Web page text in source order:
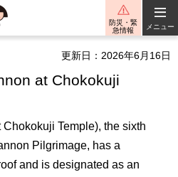
防災・緊
急情報
メニュー
更新日：2026年6月16日
at Chokokuji
Temple), the sixth
Pilgrimage, has a
and is designated as an